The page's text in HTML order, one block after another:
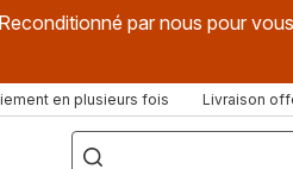
Reconditionné par nous pour
en plusieurs fois Livraison
["Que
recherchez-
vous
?",